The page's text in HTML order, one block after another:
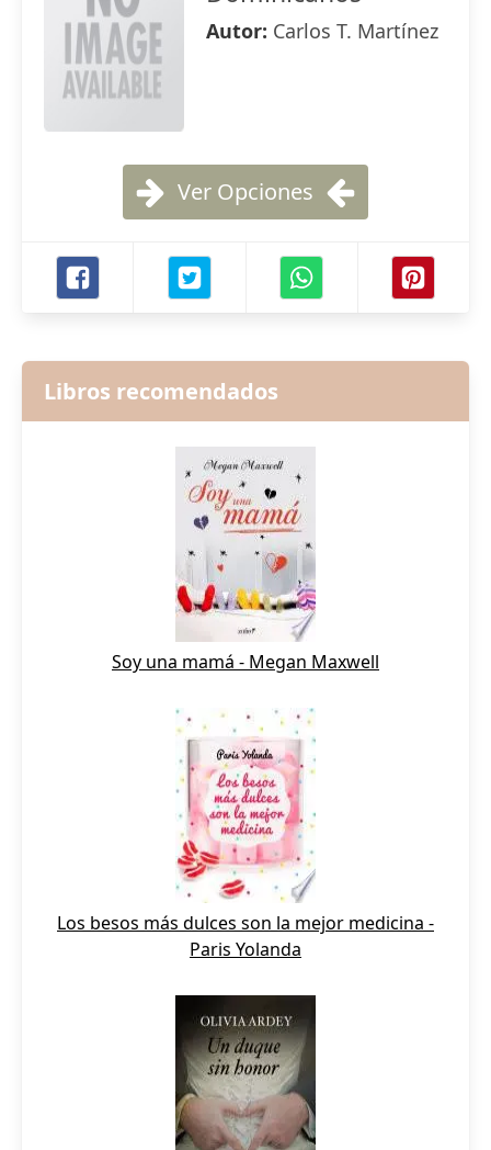
Autor: Carlos T. Martínez
Ver Opciones
Libros recomendados
Soy una mamá - Megan Maxwell
Los besos más dulces son la mejor medicina -
Paris Yolanda